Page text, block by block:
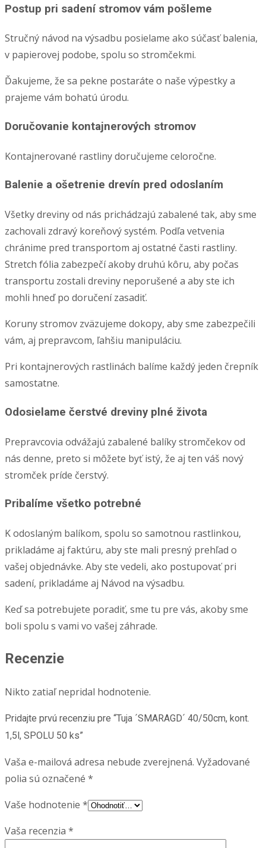
Postup pri sadení stromov vám pošleme
Stručný návod na výsadbu posielame ako súčasť balenia,
v papierovej podobe, spolu so stromčekmi.
Ďakujeme, že sa pekne postaráte o naše výpestky a
prajeme vám bohatú úrodu.
Doručovanie kontajnerových stromov
Kontajnerované rastliny doručujeme celoročne.
Balenie a ošetrenie drevín pred odoslaním
Všetky dreviny od nás prichádzajú zabalené tak, aby sme
zachovali zdravý koreňový systém. Podľa vetvenia
chránime pred transportom aj ostatné časti rastliny.
Stretch fólia zabezpečí akoby druhú kôru, aby počas
transportu zostali dreviny neporušené a aby ste ich
mohli hneď po doručení zasadiť.
Koruny stromov zväzujeme dokopy, aby sme zabezpečili
vám, aj prepravcom, ľahšiu manipuláciu.
Pri kontajnerových rastlinách balíme každý jeden črepník
samostatne.
Odosielame čerstvé dreviny plné života
Prepravcovia odvážajú zabalené balíky stromčekov od
nás denne, preto si môžete byť istý, že aj ten váš nový
stromček príde čerstvý.
Pribalíme všetko potrebné
K odoslaným balíkom, spolu so samotnou rastlinkou,
prikladáme aj faktúru, aby ste mali presný prehľad o
vašej objednávke. Aby ste vedeli, ako postupovať pri
sadení, prikladáme aj Návod na výsadbu.
Keď sa potrebujete poradiť, sme tu pre vás, akoby sme
boli spolu s vami vo vašej záhrade.
Recenzie
Nikto zatiaľ nepridal hodnotenie.
Pridajte prvú recenziu pre “Tuja ´SMARAGD´ 40/50cm, kont.
1,5l, SPOLU 50 ks”
Vaša e-mailová adresa nebude zverejnená. Vyžadované
polia sú označené *
Vaše hodnotenie *
Vaša recenzia *